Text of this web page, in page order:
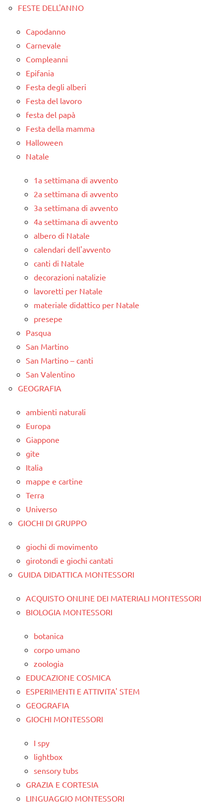
FESTE DELL'ANNO
Capodanno
Carnevale
Compleanni
Epifania
Festa degli alberi
Festa del lavoro
festa del papà
Festa della mamma
Halloween
Natale
1a settimana di avvento
2a settimana di avvento
3a settimana di avvento
4a settimana di avvento
albero di Natale
calendari dell'avvento
canti di Natale
decorazioni natalizie
lavoretti per Natale
materiale didattico per Natale
presepe
Pasqua
San Martino
San Martino – canti
San Valentino
GEOGRAFIA
ambienti naturali
Europa
Giappone
gite
Italia
mappe e cartine
Terra
Universo
GIOCHI DI GRUPPO
giochi di movimento
girotondi e giochi cantati
GUIDA DIDATTICA MONTESSORI
ACQUISTO ONLINE DEI MATERIALI MONTESSORI
BIOLOGIA MONTESSORI
botanica
corpo umano
zoologia
EDUCAZIONE COSMICA
ESPERIMENTI E ATTIVITA' STEM
GEOGRAFIA
GIOCHI MONTESSORI
I spy
lightbox
sensory tubs
GRAZIA E CORTESIA
LINGUAGGIO MONTESSORI